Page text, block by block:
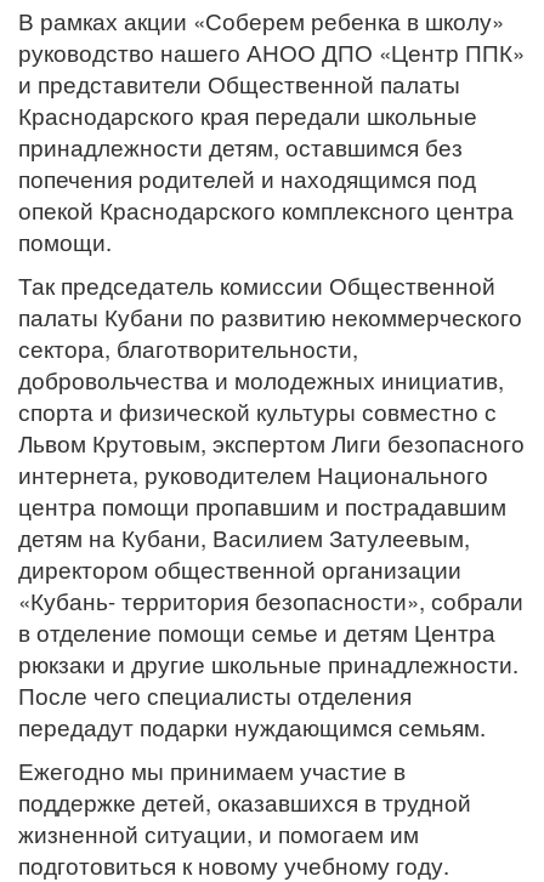
В рамках акции «Соберем ребенка в школу»
руководство нашего АНОО ДПО «Центр ППК»
и представители Общественной палаты
Краснодарского края передали школьные
принадлежности детям, оставшимся без
попечения родителей и находящимся под
опекой Краснодарского комплексного центра
помощи.
Так председатель комиссии Общественной
палаты Кубани по развитию некоммерческого
сектора, благотворительности,
добровольчества и молодежных инициатив,
спорта и физической культуры совместно с
Львом Крутовым, экспертом Лиги безопасного
интернета, руководителем Национального
центра помощи пропавшим и пострадавшим
детям на Кубани, Василием Затулеевым,
директором общественной организации
«Кубань- территория безопасности», собрали
в отделение помощи семье и детям Центра
рюкзаки и другие школьные принадлежности.
После чего специалисты отделения
передадут подарки нуждающимся семьям.
Ежегодно мы принимаем участие в
поддержке детей, оказавшихся в трудной
жизненной ситуации, и помогаем им
подготовиться к новому учебному году.